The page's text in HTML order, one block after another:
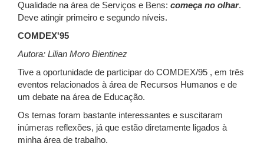
Qualidade na área de Serviços e Bens: começa no olhar.
Deve atingir primeiro e segundo níveis.
COMDEX'95
Autora: Lilian Moro Bientinez
Tive a oportunidade de participar do COMDEX/95 , em três
eventos relacionados à área de Recursos Humanos e de
um debate na área de Educação.
Os temas foram bastante interessantes e suscitaram
inúmeras reflexões, já que estão diretamente ligados à
minha área de trabalho.